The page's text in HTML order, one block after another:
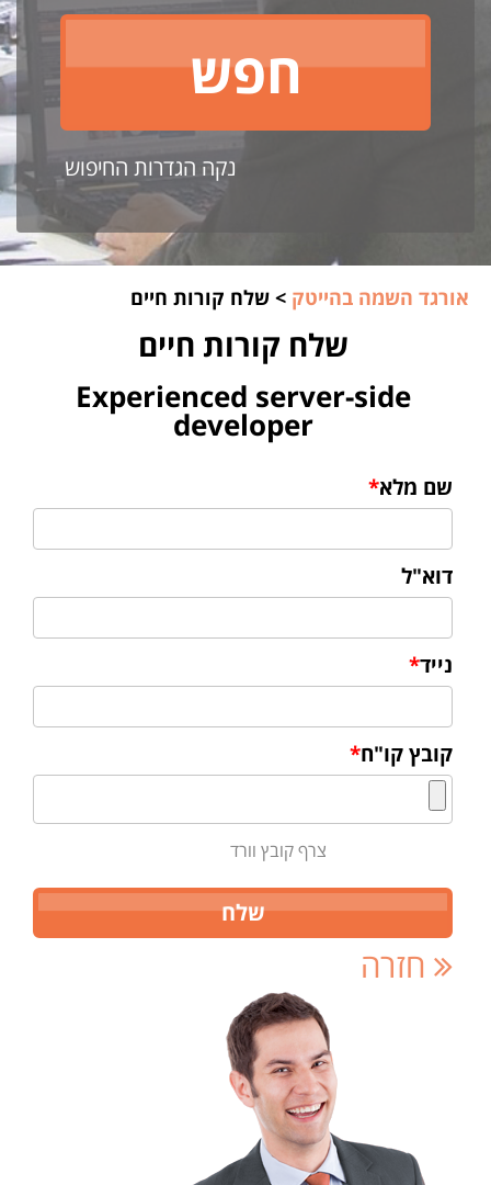
נקה הגדרות החיפוש
אורגד השמה בהייטק > שלח קורות חיים
שלח קורות חיים
Experienced server-side
developer
שם מלא*
דוא"ל
נייד*
קובץ קו"ח*
צרף קובץ וורד
חזרה